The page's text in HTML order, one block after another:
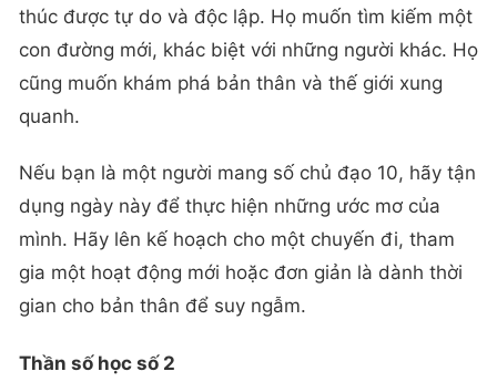
thúc được tự do và độc lập. Họ muốn tìm kiếm một
con đường mới, khác biệt với những người khác. Họ
cũng muốn khám phá bản thân và thế giới xung
quanh.
Nếu bạn là một người mang số chủ đạo 10, hãy tận
dụng ngày này để thực hiện những ước mơ của
mình. Hãy lên kế hoạch cho một chuyến đi, tham
gia một hoạt động mới hoặc đơn giản là dành thời
gian cho bản thân để suy ngẫm.
Thần số học số 2